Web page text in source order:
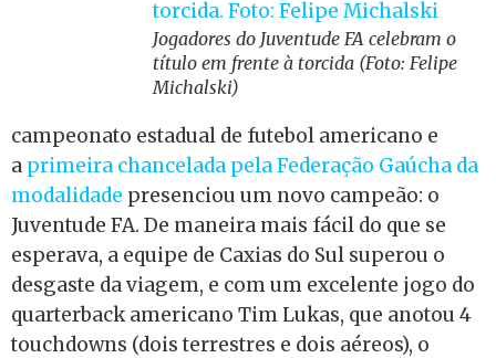
Jogadores do Juventude FA celebram o
título em frente à torcida (Foto: Felipe
Michalski)
campeonato estadual de futebol americano e
a primeira chancelada pela Federação Gaúcha da
modalidade presenciou um novo campeão: o
Juventude FA. De maneira mais fácil do que se
esperava, a equipe de Caxias do Sul superou o
desgaste da viagem, e com um excelente jogo do
quarterback americano Tim Lukas, que anotou 4
touchdowns (dois terrestres e dois aéreos), o